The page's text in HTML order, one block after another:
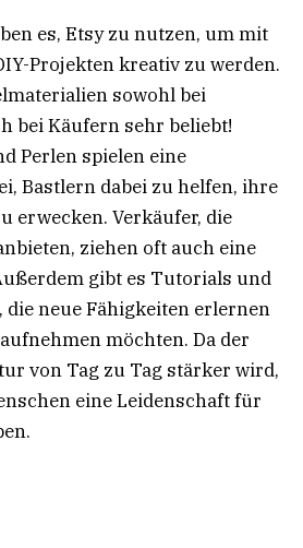
es, Etsy zu nutzen, um mit
Projekten kreativ zu werden.
sowohl bei
bei Käufern sehr beliebt!
Perlen spielen eine
Bastlern dabei zu helfen, ihre
erwecken. Verkäufer, die
ziehen oft auch eine
gibt es Tutorials und
neue Fähigkeiten erlernen
möchten. Da der
von Tag zu Tag stärker wird,
eine Leidenschaft für